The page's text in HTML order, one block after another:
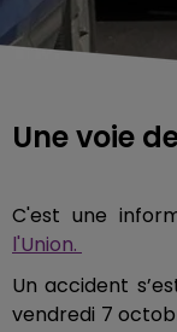
Une voie
C'est une
l'Union.
Un accident
vendredi 7